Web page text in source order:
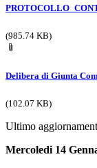
(985.74 KB)
Delibera di Giunta
(102.07 KB)
Ultimo
Mercoledi 14